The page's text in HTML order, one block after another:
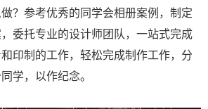
？参考优秀的同学会相册案例，制定
委托专业的设计师团队，一站式完成
和印制的工作，轻松完成制作工作，分
学，以作纪念。